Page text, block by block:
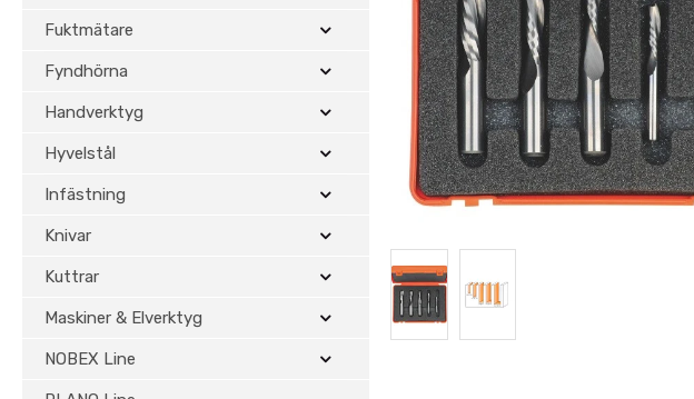
Fuktmätare
Fyndhörna
Handverktyg
Hyvelstål
Infästning
Knivar
Kuttrar
Maskiner & Elverktyg
NOBEX Line